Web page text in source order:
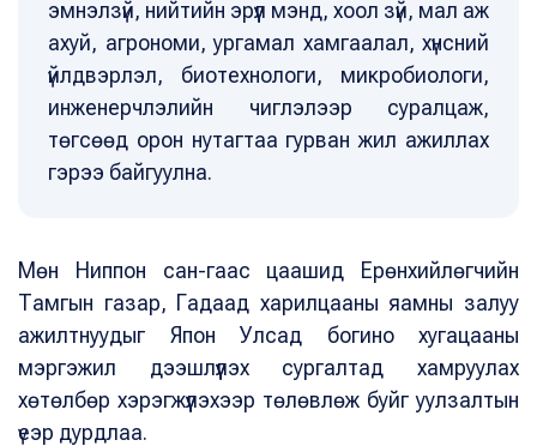
эмнэлзүй, нийтийн эрүүл мэнд, хоол зүй, мал аж
ахуй, агрономи, ургамал хамгаалал, хүнсний
үйлдвэрлэл, биотехнологи, микробиологи,
инженерчлэлийн чиглэлээр суралцаж,
төгсөөд орон нутагтаа гурван жил ажиллах
гэрээ байгуулна.
Мөн Ниппон сан-гаас цаашид Ерөнхийлөгчийн
Тамгын газар, Гадаад харилцааны яамны залуу
ажилтнуудыг Япон Улсад богино хугацааны
мэргэжил дээшлүүлэх сургалтад хамруулах
хөтөлбөр хэрэгжүүлэхээр төлөвлөж буйг уулзалтын
үеэр дурдлаа.